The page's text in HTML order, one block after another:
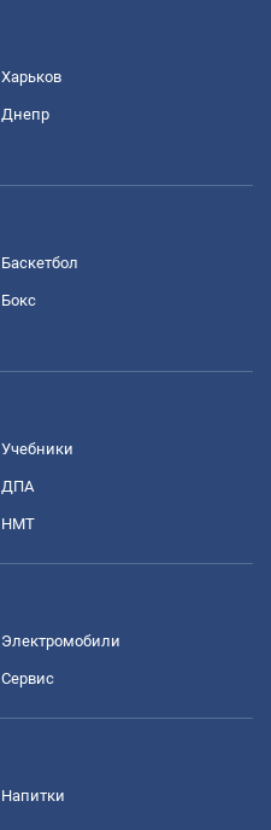
Харьков
Днепр
Баскетбол
Бокс
Учебники
ДПА
НМТ
Электромобили
Сервис
Напитки